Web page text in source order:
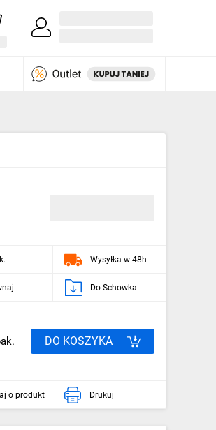
Wysyłka w 48h
Do Schowka
DO KOSZYKA
o produkt Drukuj